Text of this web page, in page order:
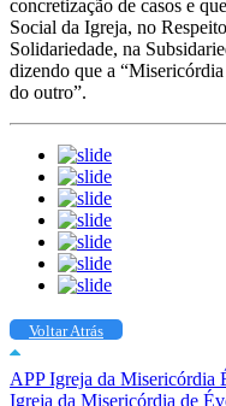
concretização de casos e
Social da Igreja, no
Solidariedade, na
dizendo que a “Misericórdia
do outro”.
Voltar Atrás
APP Igreja da Misericórdia
Igreja da Misericórdia de